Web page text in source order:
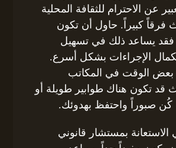
عن الاحترام للثقافة المحلية
فرقاً كبيراً. حاول أن تكون
فقد يساعد ذلك في تسهيل
الإجراءات بشكل أسرع.
بعض الوقت في المكاتب
قد تكون هناك طوابير طويلة أو
كُن صبوراً واحتفظ بهدوئك.
الاستعانة بمستشار قانوني